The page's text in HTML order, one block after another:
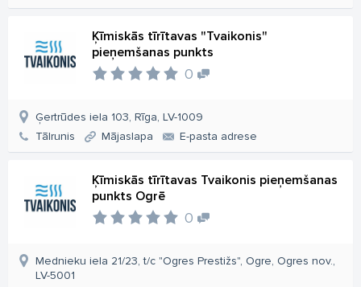
Ķīmiskās tīrītavas "Tvaikonis"
pieņemšanas punkts
0
Ģertrūdes iela 103, Rīga, LV-1009
Tālrunis
Mājaslapa E-pasta adrese
Ķīmiskās tīrītavas Tvaikonis pieņemšanas
punkts Ogrē
0
Mednieku iela 21/23, t/c "Ogres Prestižs", Ogre, Ogres nov.,
LV-5001